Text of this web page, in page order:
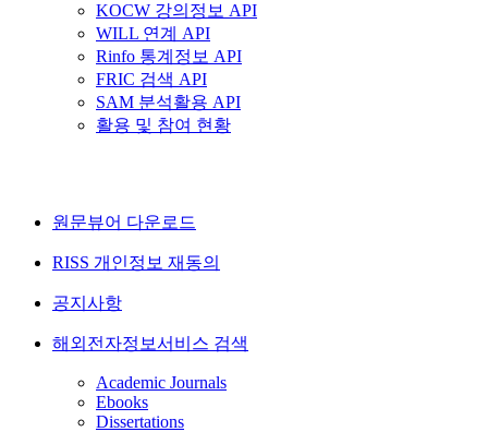
KOCW 강의정보 API
WILL 연계 API
Rinfo 통계정보 API
FRIC 검색 API
SAM 분석활용 API
활용 및 참여 현황
원문뷰어 다운로드
RISS 개인정보 재동의
공지사항
해외전자정보서비스 검색
Academic Journals
Ebooks
Dissertations